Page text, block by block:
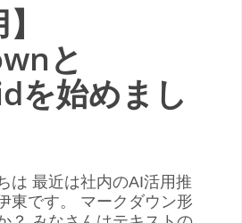
と
を始めまし
は 最近は社内のAI活用推
東です。 マークダウン形